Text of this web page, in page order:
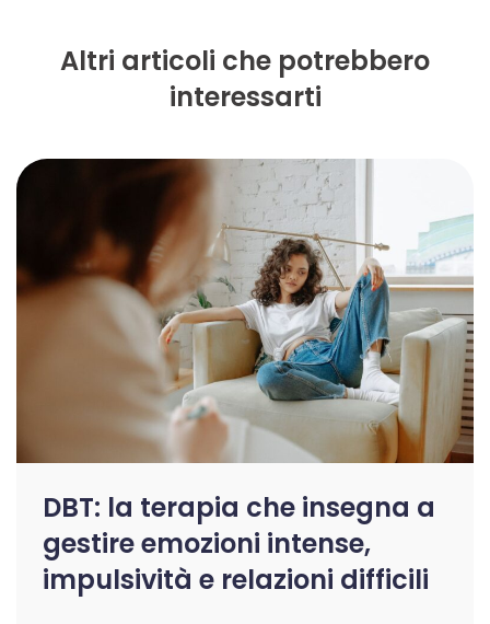
Altri articoli che potrebbero
interessarti
DBT: la terapia che insegna a
gestire emozioni intense,
impulsività e relazioni difficili